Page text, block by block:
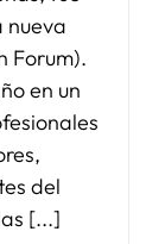
nueva
Forum).
en un
del
[...]